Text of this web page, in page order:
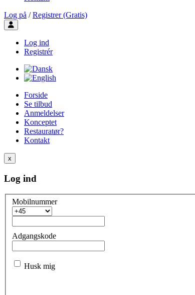
Log på / Registrer (Gratis)
Toggle user menu
Log ind
Registrér
Forside
Se tilbud
Anmeldelser
Konceptet
Restauratør?
Kontakt
x
Log ind
Mobilnummer
Adgangskode
Husk mig